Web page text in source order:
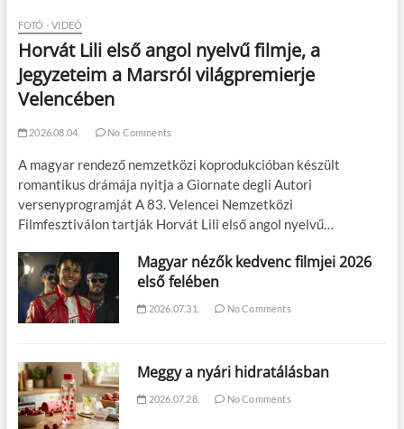
FOTÓ - VIDEÓ
Horvát Lili első angol nyelvű filmje, a
Jegyzeteim a Marsról világpremierje
Velencében
2026.08.04. No Comments
A magyar rendező nemzetközi koprodukcióban készült
romantikus drámája nyitja a Giornate degli Autori
versenyprogramját A 83. Velencei Nemzetközi
Filmfesztiválon tartják Horvát Lili első angol nyelvű…
Magyar nézők kedvenc filmjei 2026
első felében
2026.07.31. No Comments
Meggy a nyári hidratálásban
2026.07.28. No Comments